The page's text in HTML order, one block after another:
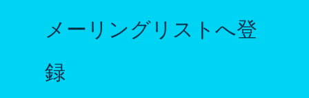
メーリングリストへ登
録